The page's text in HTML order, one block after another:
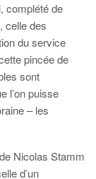
complété de
celle des
du service
pincée de
sont
l’on puisse
– les
Nicolas Stamm
d’un